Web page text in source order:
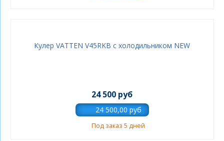
Кулер VATTEN V45RKB с холодильником NEW
24 500 руб
Под заказ 5 дней